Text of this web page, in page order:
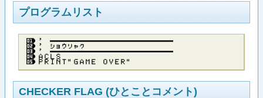
プログラムリスト
’ ─────────────────────
’ ショウリャク
’ ─────────────────────
ＡＣＬＳ
ＰＲＩＮＴ”ＧＡＭＥ ＯＶＥＲ”
CHECKER FLAG (ひとことコメント)